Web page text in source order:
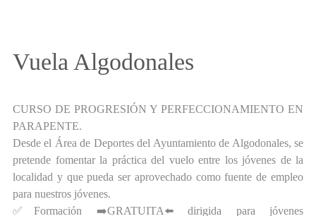
Vuela Algodonales
CURSO DE PROGRESIÓN Y PERFECCIONAMIENTO EN
PARAPENTE.
Desde el Área de Deportes del Ayuntamiento de Algodonales, se
pretende fomentar la práctica del vuelo entre los jóvenes de la
localidad y que pueda ser aprovechado como fuente de empleo
para nuestros jóvenes.
✅Formación ➡️GRATUITA⬅️ dirigida para jóvenes